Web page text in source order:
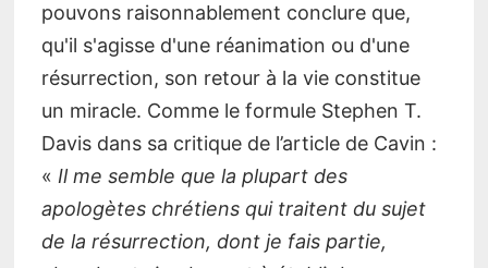
pouvons raisonnablement conclure que,
qu'il s'agisse d'une réanimation ou d'une
résurrection, son retour à la vie constitue
un miracle. Comme le formule Stephen T.
Davis dans sa critique de l’article de Cavin :
« Il me semble que la plupart des
apologètes chrétiens qui traitent du sujet
de la résurrection, dont je fais partie,